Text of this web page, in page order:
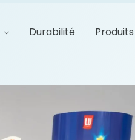
Durabilité Produits